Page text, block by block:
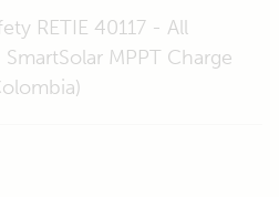
RETIE 40117 - All
MPPT Charge